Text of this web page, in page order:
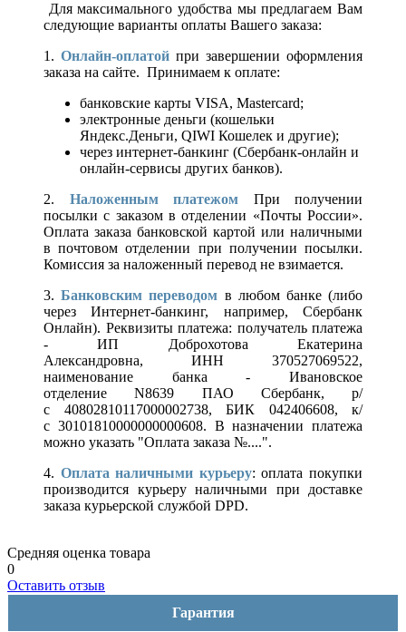
Для максимального удобства мы предлагаем Вам
следующие варианты оплаты Вашего заказа:
1. Онлайн-оплатой при завершении оформления
заказа на сайте. Принимаем к оплате:
банковские карты VISA, Mastercard;
электронные деньги (кошельки
Яндекс.Деньги, QIWI Кошелек и другие);
через интернет-банкинг (Сбербанк-онлайн и
онлайн-сервисы других банков).
2. Наложенным платежом При получении
посылки с заказом в отделении «Почты России».
Оплата заказа банковской картой или наличными
в почтовом отделении при получении посылки.
Комиссия за наложенный перевод не взимается.
3.Банковским переводом в любом банке (либо
через Интернет-банкинг, например, Сбербанк
Онлайн). Реквизиты платежа: получатель платежа
- ИП Доброхотова Екатерина
Александровна, ИНН 370527069522,
наименование банка - Ивановское
отделение N8639 ПАО Сбербанк, р/
с 40802810117000002738, БИК 042406608, к/
с 30101810000000000608. В назначении платежа
можно указать "Оплата заказа №....".
4. Оплата наличными курьеру: оплата покупки
производится курьеру наличными при доставке
заказа курьерской службой DPD.
Средняя оценка товара
0
Оставить отзыв
Гарантия